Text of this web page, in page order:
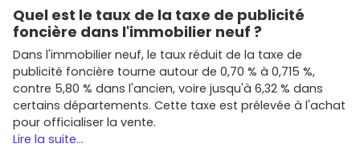
Quel est le taux de la taxe de publicité
foncière dans l'immobilier neuf ?
Dans l'immobilier neuf, le taux réduit de la taxe de
publicité foncière tourne autour de 0,70 % à 0,715 %,
contre 5,80 % dans l'ancien, voire jusqu'à 6,32 % dans
certains départements. Cette taxe est prélevée à l'achat
pour officialiser la vente.
Lire la suite...